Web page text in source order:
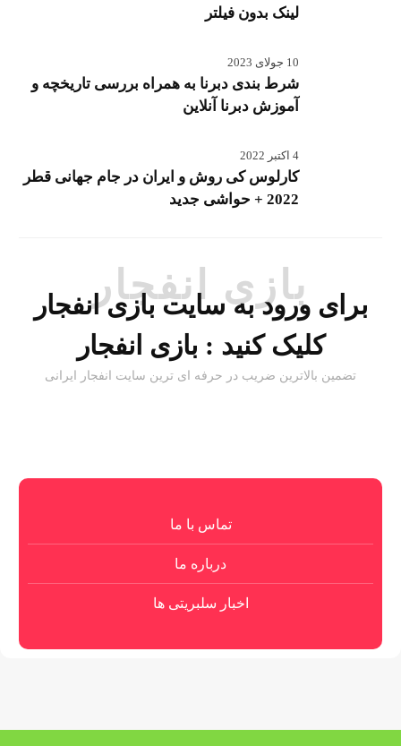
لینک بدون فیلتر
10 جولای 2023
شرط بندی دبرنا به همراه بررسی تاریخچه و
آموزش دبرنا آنلاین
4 اکتبر 2022
کارلوس کی روش و ایران در جام جهانی قطر
2022 + حواشی جدید
بازی انفجار
برای ورود به سایت بازی انفجار
کلیک کنید : بازی انفجار
تضمین بالاترین ضریب در حرفه ای ترین سایت انفجار ایرانی
تماس با ما
درباره ما
اخبار سلبریتی ها